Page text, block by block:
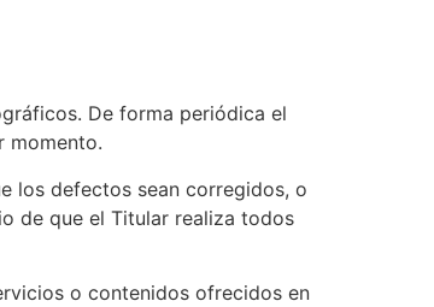
De forma periódica el
momento.
los defectos sean corregidos, o
de que el Titular realiza todos
o contenidos ofrecidos en